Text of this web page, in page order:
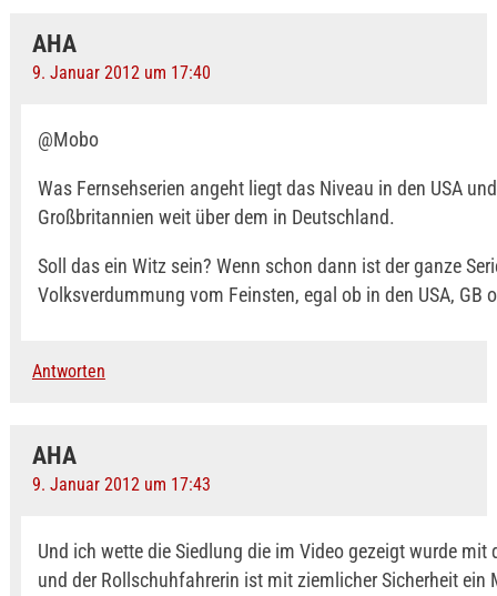
AHA
9. Januar 2012 um 17:40
@Mobo
Was Fernsehserien angeht liegt das Niveau in den USA und
Großbritannien weit über dem in Deutschland.
Soll das ein Witz sein? Wenn schon dann ist der ganze
Volksverdummung vom Feinsten, egal ob in den USA, GB
Antworten
AHA
9. Januar 2012 um 17:43
Und ich wette die Siedlung die im Video gezeigt wurde mit
und der Rollschuhfahrerin ist mit ziemlicher Sicherheit ein